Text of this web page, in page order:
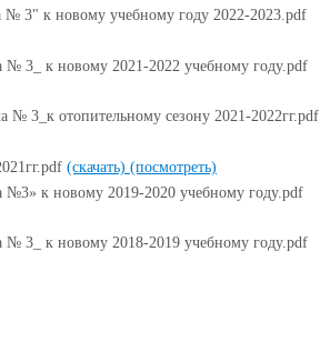
3" к новому учебному году 2022-2023.pdf
3_ к новому 2021-2022 учебному году.pdf
3_к отопительному сезону 2021-2022гг.pdf
(скачать) (посмотреть)
к новому 2019-2020 учебному году.pdf
3_ к новому 2018-2019 учебному году.pdf